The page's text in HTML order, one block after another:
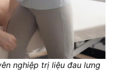
nghiệp trị liệu đau lưng